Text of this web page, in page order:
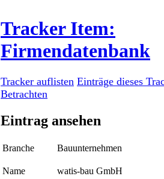
Tracker Item:
Firmendatenbank
Tracker auflisten Einträge dieses
Betrachten
Eintrag ansehen
Branche Bauunternehmen
Name watis-bau GmbH